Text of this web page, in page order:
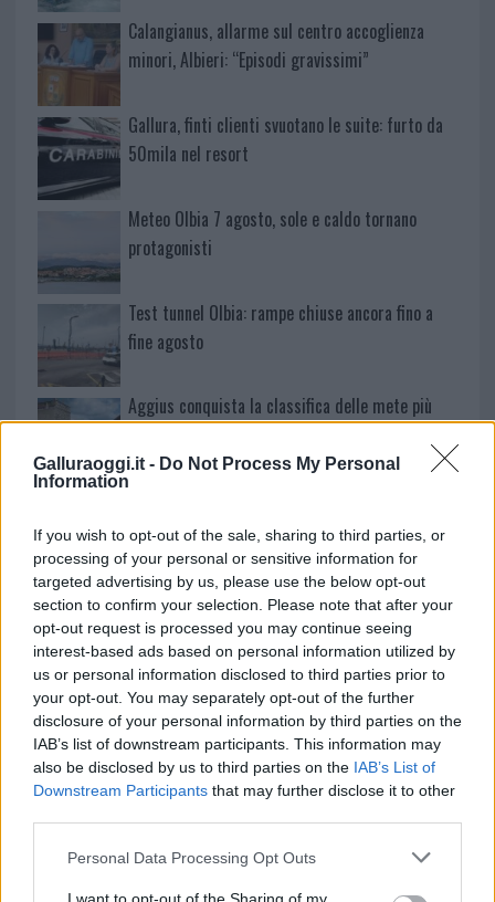
Galluraoggi.it - Do Not Process My Personal
Information
If you wish to opt-out of the sale, sharing to third parties, or
processing of your personal or sensitive information for
targeted advertising by us, please use the below opt-out
section to confirm your selection. Please note that after your
opt-out request is processed you may continue seeing
interest-based ads based on personal information utilized by
us or personal information disclosed to third parties prior to
your opt-out. You may separately opt-out of the further
disclosure of your personal information by third parties on the
IAB’s list of downstream participants. This information may
also be disclosed by us to third parties on the IAB’s List of
Downstream Participants that may further disclose it to other
Please note that this website/app uses one or more Google
Personal Data Processing Opt Outs
Calangianus, allarme sul centro accoglienza
minori, Albieri: “Episodi gravissimi”
Gallura, finti clienti svuotano le suite: furto da
50mila nel resort
Meteo Olbia 7 agosto, sole e caldo tornano
protagonisti
Test tunnel Olbia: rampe chiuse ancora fino a
fine agosto
Aggius conquista la classifica delle mete più
NECROLOGIE
Mario Malu